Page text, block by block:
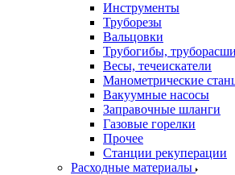
Инструменты
Труборезы
Вальцовки
Трубогибы,
Весы, течеискатели
Манометрические
Вакуумные насосы
Заправочные шланги
Газовые горелки
Прочее
Станции рекуперации
Расходные материалы